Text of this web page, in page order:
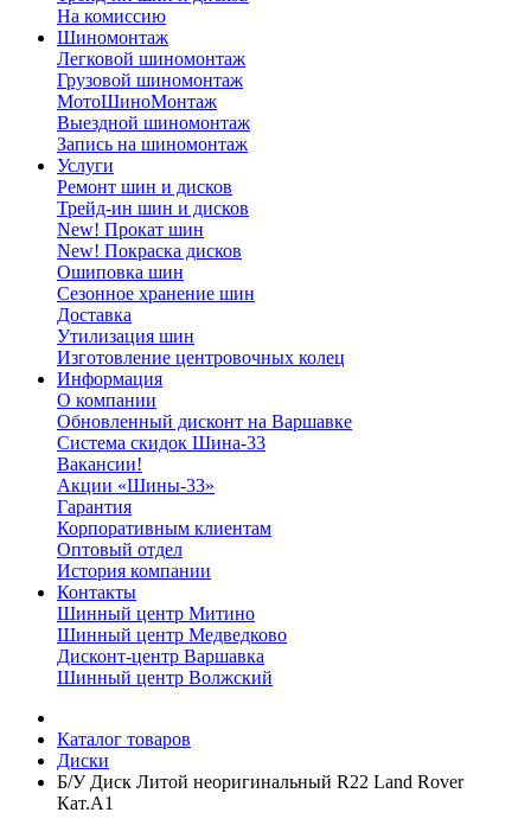
На комиссию
Шиномонтаж
Легковой шиномонтаж
Грузовой шиномонтаж
МотоШиноМонтаж
Выездной шиномонтаж
Запись на шиномонтаж
Услуги
Ремонт шин и дисков
Трейд-ин шин и дисков
New! Прокат шин
New! Покраска дисков
Ошиповка шин
Сезонное хранение шин
Доставка
Утилизация шин
Изготовление центровочных колец
Информация
О компании
Обновленный дисконт на Варшавке
Система скидок Шина-33
Вакансии!
Акции «Шины-33»
Гарантия
Корпоративным клиентам
Оптовый отдел
История компании
Контакты
Шинный центр Митино
Шинный центр Медведково
Дисконт-центр Варшавка
Шинный центр Волжский
Каталог товаров
Диски
Б/У Диск Литой неоригинальный R22 Land Rover
Кат.А1